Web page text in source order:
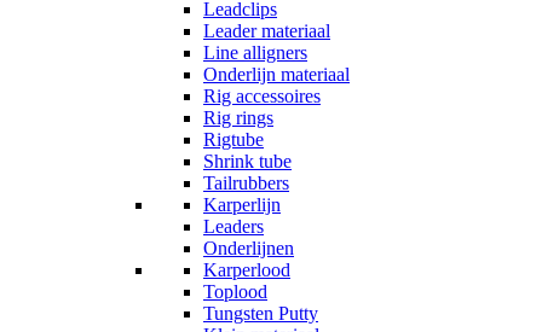
Leadclips
Leader materiaal
Line alligners
Onderlijn materiaal
Rig accessoires
Rig rings
Rigtube
Shrink tube
Tailrubbers
Karperlijn
Leaders
Onderlijnen
Karperlood
Toplood
Tungsten Putty